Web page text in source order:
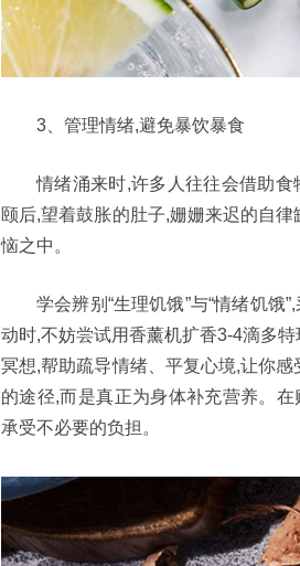
3、管理情绪,避免暴饮暴食
情绪涌来时,许多人往往会借助食
颐后,望着鼓胀的肚子,姗姗来迟的自
恼之中。
学会辨别“生理饥饿”与“情绪饥
动时,不妨尝试用香薰机扩香3-4滴多
冥想,帮助疏导情绪、平复心境,让你
的途径,而是真正为身体补充营养。
承受不必要的负担。